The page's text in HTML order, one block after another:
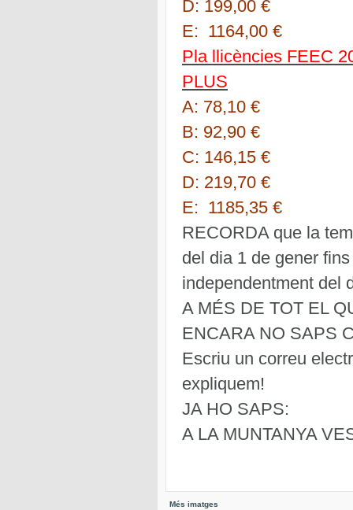
D: 199,00 €
E: 1164,00 €
Pla llicències FEEC
PLUS
A: 78,10 €
B: 92,90 €
C: 146,15 €
D: 219,70 €
E: 1185,35 €
RECORDA que la
del dia 1 de gener
independentment del
A MÉS DE TOT EL
ENCARA NO SAPS
Escriu un correu
expliquem!
JA HO SAPS:
A LA MUNTANYA
Més imatges